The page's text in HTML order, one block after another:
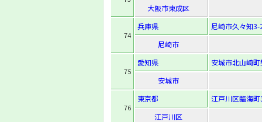
大阪市東成区
74
兵庫県
尼崎市久々知
尼崎市
75
愛知県
安城市北山崎
安城市
76
東京都
江戸川区臨海
江戸川区